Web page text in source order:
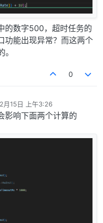
的数字500，超时任务的
功能出现异常？而这两个
0
月15日 上午3:26
影响下面两个计算的